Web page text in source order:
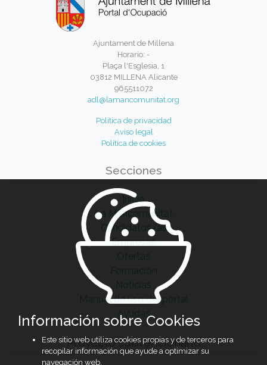
Ajuntament de Millena
Horario: -
Plaça l'Esglesia, 1
03812 MILLENA Alicante
965511072
adl@lamancomunitat.org
Política de privacidad
Aviso legal
Política de cookies
Secciones
Inicio
La Mancomunitat
Candidatos/as
Empresas
Ofertas
Formación
Noticias
Manual de uso del portal
Ayudas
Proyecto subvencionado
Información sobre Cookies
Este sitio web utiliza cookies propias y de terceros para
recopilar información que ayude a optimizar su
navegación web.